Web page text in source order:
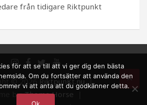
från tidigare Riktpunkt
© 2026RiktpunKt.nu
by:Theme Horse
för att se till att vi ger dig den bästa
Om du fortsätter att använda den
vi att anta att du godkänner detta.